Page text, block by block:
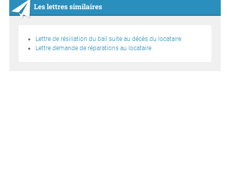
Les lettres similaires
Lettre de résiliation du bail suite au décès du locataire
Lettre demande de réparations au locataire